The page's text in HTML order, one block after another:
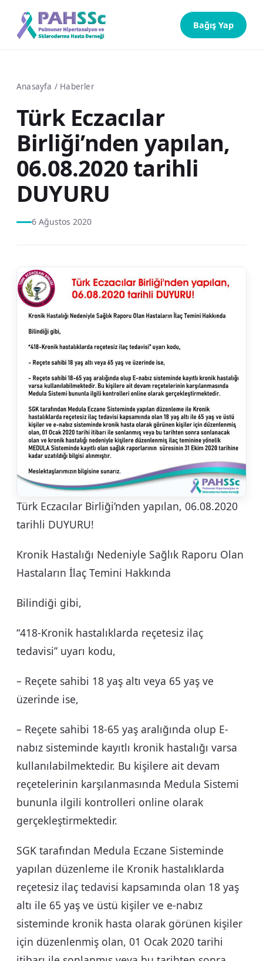
Bağış Yap
Anasayfa / Haberler
Türk Eczacılar
Birliği’nden yapılan,
06.08.2020 tarihli
DUYURU
6 Ağustos 2020
Türk Eczacılar Birliği’nden yapılan, 06.08.2020
tarihli DUYURU!
Kronik Hastalığı Nedeniyle Sağlık Raporu Olan
Hastaların İlaç Temini Hakkında
Bilindiği gibi,
“418-Kronik hastalıklarda reçetesiz ilaç
tedavisi” uyarı kodu,
– Reçete sahibi 18 yaş altı veya 65 yaş ve
üzerinde ise,
– Reçete sahibi 18-65 yaş aralığında olup E-
nabız sisteminde kayıtlı kronik hastalığı varsa
kullanılabilmektedir. Bu kişilere ait devam
reçetelerinin karşılanmasında Medula Sistemi
bununla ilgili kontrolleri online olarak
gerçekleştirmektedir.
SGK tarafından Medula Eczane Sisteminde
yapılan düzenleme ile Kronik hastalıklarda
reçetesiz ilaç tedavisi kapsamında olan 18 yaş
altı ile 65 yaş ve üstü kişiler ve e-nabız
sisteminde kronik hasta olarak görünen kişiler
için düzenlenmiş olan, 01 Ocak 2020 tarihi